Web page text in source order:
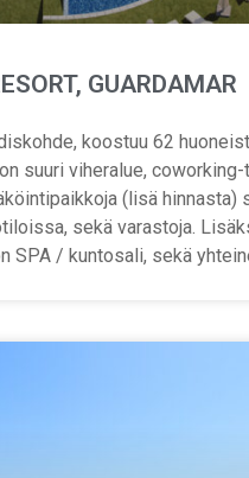
GUARDAMAR
koostuu 62
suuri viheralue,
(lisä hinnasta)
sekä varastoja.
SPA / kuntosali, sekä